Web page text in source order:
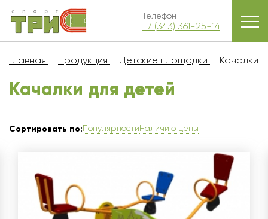
Телефон
+7 (343) 361-25-14
Главная Продукция Детские площадки Качалки
Качалки для детей
Сортировать по:ПопулярностиНаличию цены